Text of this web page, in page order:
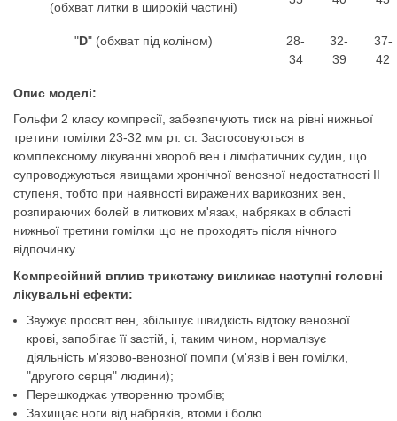
(обхват литки в широкій частині)
"D" (обхват під коліном)
28-
34
32-
39
37-
42
Опис моделі:
Гольфи 2 класу компресії, забезпечують тиск на рівні нижньої
третини гомілки 23-32 мм рт. ст. Застосовуються в
комплексному лікуванні хвороб вен і лімфатичних судин, що
супроводжуються явищами хронічної венозної недостатності ІІ
ступеня, тобто при наявності виражених варикозних вен,
розпираючих болей в литкових м'язах, набряках в області
нижньої третини гомілки що не проходять після нічного
відпочинку.
Компресійний вплив трикотажу викликає наступні головні
лікувальні ефекти:
Звужує просвіт вен, збільшує швидкість відтоку венозної
крові, запобігає її застій, і, таким чином, нормалізує
діяльність м'язово-венозної помпи (м'язів і вен гомілки,
"другого серця" людини);
Перешкоджає утворенню тромбів;
Захищає ноги від набряків, втоми і болю.